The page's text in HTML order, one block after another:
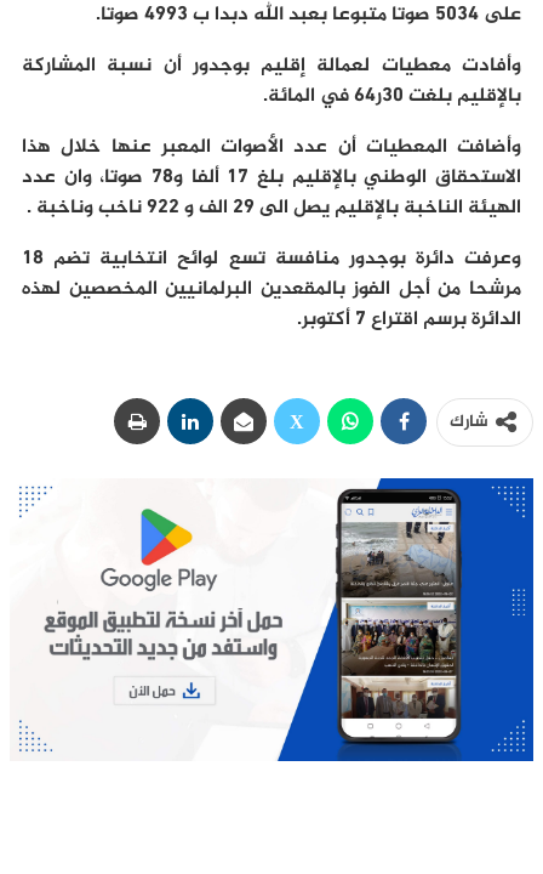
على 5034 صوتا متبوعا بعبد الله دبدا ب 4993 صوتا.
وأفادت معطيات لعمالة إقليم بوجدور أن نسبة المشاركة
بالإقليم بلغت 30ر64 في المائة.
وأضافت المعطيات أن عدد الأصوات المعبر عنها خلال هذا
الاستحقاق الوطني بالإقليم بلغ 17 ألفا و78 صوتا، وان عدد
الهيئة الناخبة بالإقليم يصل الى 29 الف و 922 ناخب وناخبة .
وعرفت دائرة بوجدور منافسة تسع لوائح انتخابية تضم 18
مرشحا من أجل الفوز بالمقعدين البرلمانيين المخصصين لهذه
الدائرة برسم اقتراع 7 أكتوبر.
شارك